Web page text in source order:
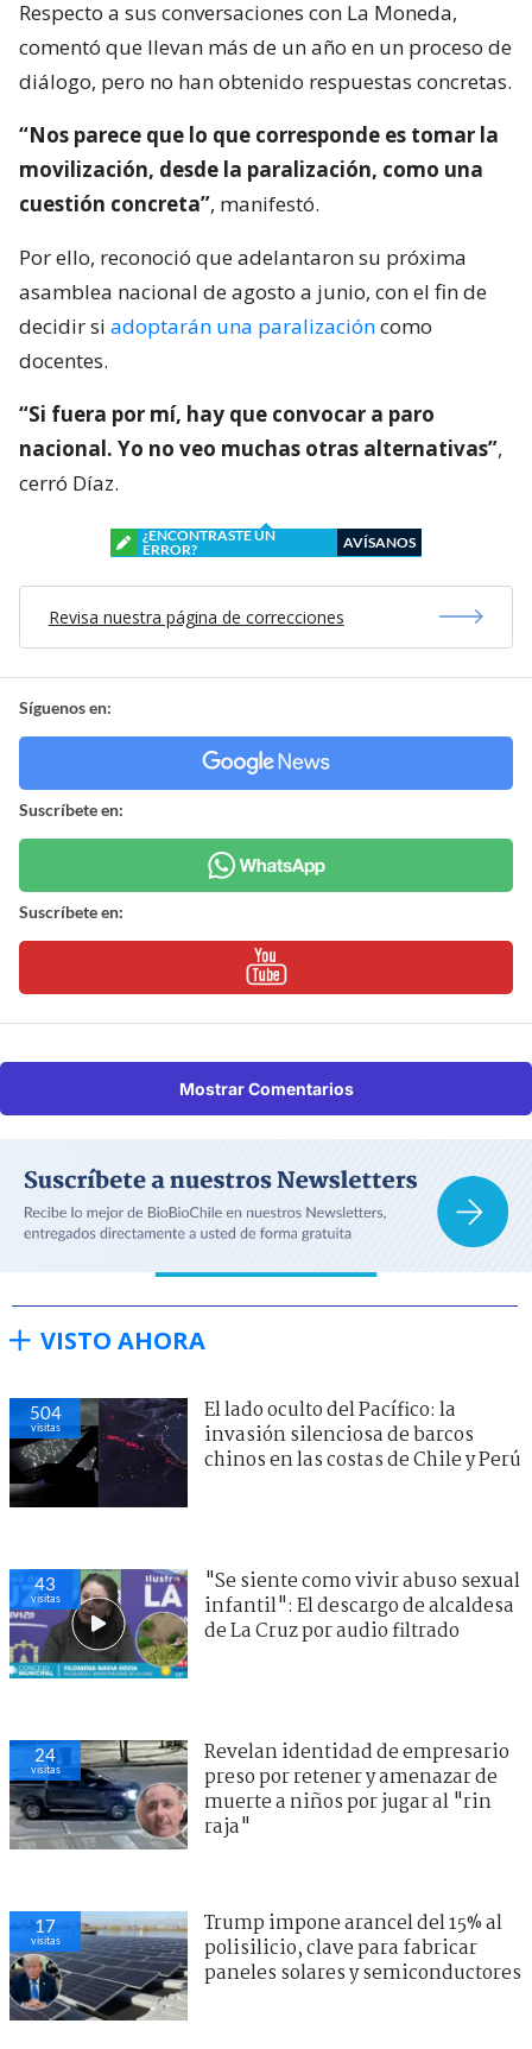
Respecto a sus conversaciones con La Moneda,
comentó que llevan más de un año en un proceso de
diálogo, pero no han obtenido respuestas concretas.
“Nos parece que lo que corresponde es tomar la
movilización, desde la paralización, como una
cuestión concreta”, manifestó.
Por ello, reconoció que adelantaron su próxima
asamblea nacional de agosto a junio, con el fin de
decidir si adoptarán una paralizacióncomo
docentes.
“Si fuera por mí, hay que convocar a paro
nacional. Yo no veo muchas otras alternativas”,
cerró Díaz.
¿ENCONTRASTE UN
ERROR?
AVÍSANOS
Revisa nuestra página de correcciones
Síguenos en:
Suscríbete en:
Suscríbete en:
Mostrar Comentarios
VISTO AHORA
504
visitas
El lado oculto del Pacífico: la
invasión silenciosa de barcos
chinos en las costas de Chile y Perú
43
visitas
"Se siente como vivir abuso sexual
infantil": El descargo de alcaldesa
de La Cruz por audio filtrado
24
visitas
Revelan identidad de empresario
preso por retener y amenazar de
muerte a niños por jugar al "rin
raja"
17
visitas
Trump impone arancel del 15% al
polisilicio, clave para fabricar
paneles solares y semiconductores